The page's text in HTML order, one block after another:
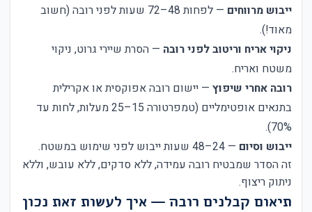
ייבוש מרווחים
— לפחות 48–72 שעות לפני רובה (חשוב
מאוד!).
ניקוי אריח וריטוב לפני רובה — הסרת שיירי גרוט, ניקוי
משטח ואריח.
רובה אחרי שיפוץ — יישום רובה אפוקסית או אקרילית
בתנאים אופטימליים (טמפרטורה 15–25 מעלות, לחות עד
70%).
ייבוש וסיום — 24–48 שעות ייבוש לפני שימוש במשטח.
זה הסדר שמבטיח רובה עמידה, ללא סדקים, ללא עובש, וללא
ניתוק ריצוף.
תיאום קבלנים רובה — איך לעשות זאת נכון